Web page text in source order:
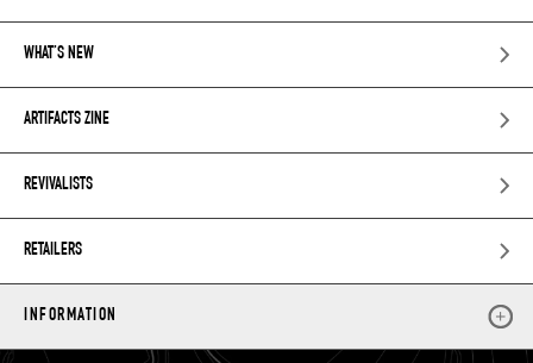
WHAT’S NEW
ARTIFACTS ZINE
REVIVALISTS
RETAILERS
INFORMATION